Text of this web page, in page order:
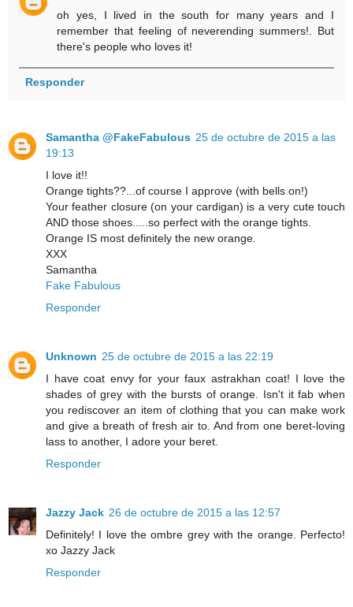
oh yes, I lived in the south for many years and I
remember that feeling of neverending summers!. But
there's people who loves it!
Responder
Samantha @FakeFabulous 25 de octubre de 2015 a las
19:13
I love it!!
Orange tights??...of course I approve (with bells on!)
Your feather closure (on your cardigan) is a very cute touch
AND those shoes.....so perfect with the orange tights.
Orange IS most definitely the new orange.
XXX
Samantha
Fake Fabulous
Responder
Unknown 25 de octubre de 2015 a las 22:19
I have coat envy for your faux astrakhan coat! I love the
shades of grey with the bursts of orange. Isn't it fab when
you rediscover an item of clothing that you can make work
and give a breath of fresh air to. And from one beret-loving
lass to another, I adore your beret.
Responder
Jazzy Jack 26 de octubre de 2015 a las 12:57
Definitely! I love the ombre grey with the orange. Perfecto!
xo Jazzy Jack
Responder